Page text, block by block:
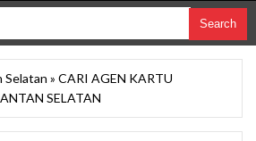
Selatan » CARI AGEN KARTU
SELATAN